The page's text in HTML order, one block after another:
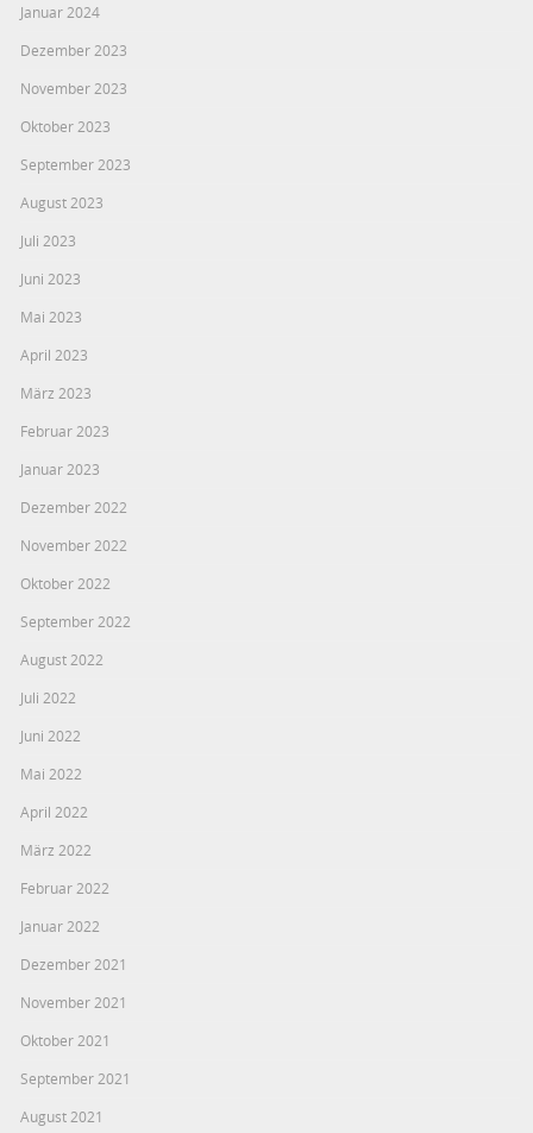
Januar 2024
Dezember 2023
November 2023
Oktober 2023
September 2023
August 2023
Juli 2023
Juni 2023
Mai 2023
April 2023
März 2023
Februar 2023
Januar 2023
Dezember 2022
November 2022
Oktober 2022
September 2022
August 2022
Juli 2022
Juni 2022
Mai 2022
April 2022
März 2022
Februar 2022
Januar 2022
Dezember 2021
November 2021
Oktober 2021
September 2021
August 2021